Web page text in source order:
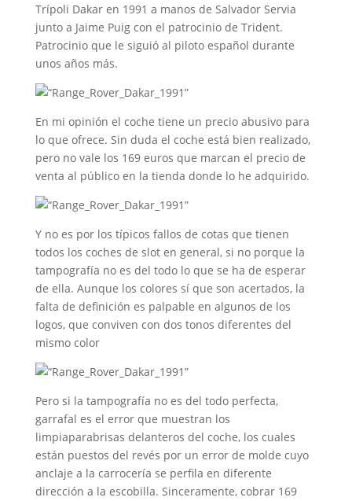
Trípoli Dakar en 1991 a manos de Salvador Servia
junto a Jaime Puig con el patrocinio de Trident.
Patrocinio que le siguió al piloto español durante
unos años más.
En mi opinión el coche tiene un precio abusivo para
lo que ofrece. Sin duda el coche está bien realizado,
pero no vale los 169 euros que marcan el precio de
venta al público en la tienda donde lo he adquirido.
Y no es por los típicos fallos de cotas que tienen
todos los coches de slot en general, si no porque la
tampografía no es del todo lo que se ha de esperar
de ella. Aunque los colores sí que son acertados, la
falta de definición es palpable en algunos de los
logos, que conviven con dos tonos diferentes del
mismo color
Pero si la tampografía no es del todo perfecta,
garrafal es el error que muestran los
limpiaparabrisas delanteros del coche, los cuales
están puestos del revés por un error de molde cuyo
anclaje a la carrocería se perfila en diferente
dirección a la escobilla. Sinceramente, cobrar 169